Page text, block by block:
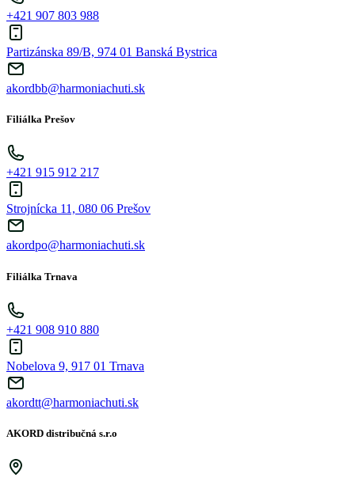
+421 907 803 988
Partizánska 89/B, 974 01 Banská Bystrica
akordbb@harmoniachuti.sk
Filiálka Prešov
+421 915 912 217
Strojnícka 11, 080 06 Prešov
akordpo@harmoniachuti.sk
Filiálka Trnava
+421 908 910 880
Nobelova 9, 917 01 Trnava
akordtt@harmoniachuti.sk
AKORD distribučná s.r.o